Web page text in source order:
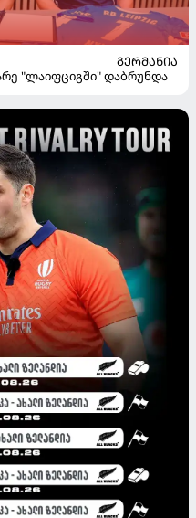
ᲒᲔᲠᲛᲐᲜᲘᲐ
"ლაიფციგში" დაბრუნდა